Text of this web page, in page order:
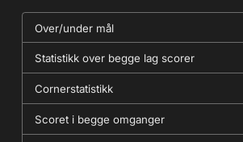
Over/under mål
Statistikk over begge lag scorer
Cornerstatistikk
Scoret i begge omganger